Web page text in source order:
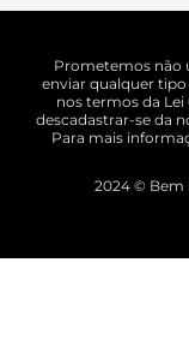
Prometemos não
enviar qualquer tipo
nos termos da
descadastrar-se da
Para mais
2024 © Bem